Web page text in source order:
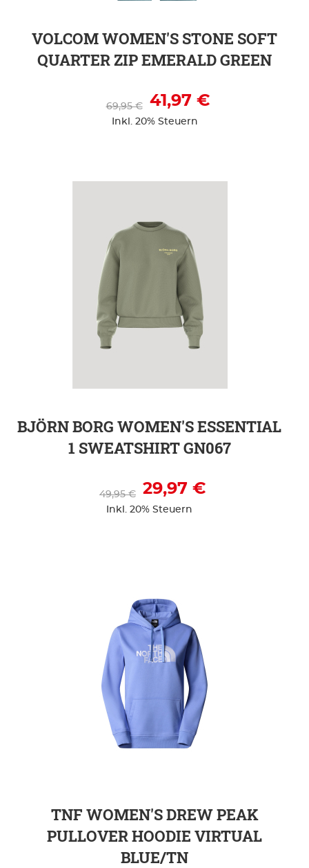
VOLCOM WOMEN'S STONE SOFT
QUARTER ZIP EMERALD GREEN
41,97 €
69,95 €
Inkl. 20% Steuern
BJÖRN BORG WOMEN'S ESSENTIAL
1 SWEATSHIRT GN067
29,97 €
49,95 €
Inkl. 20% Steuern
ZUR DETAILSEITE
TNF WOMEN'S DREW PEAK
PULLOVER HOODIE VIRTUAL
BLUE/TN
ZUR DETAILSEITE